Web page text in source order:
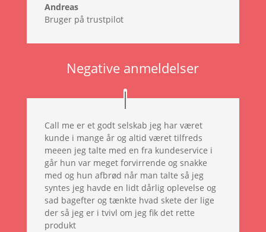
Andreas
Bruger på trustpilot
Negative anmeldelser
Call me er et godt selskab jeg har været
kunde i mange år og altid været tilfreds
meeen jeg talte med en fra kundeservice i
går hun var meget forvirrende og snakke
med og hun afbrød når man talte så jeg
syntes jeg havde en lidt dårlig oplevelse og
sad bagefter og tænkte hvad skete der lige
der så jeg er i tvivl om jeg fik det rette
produkt